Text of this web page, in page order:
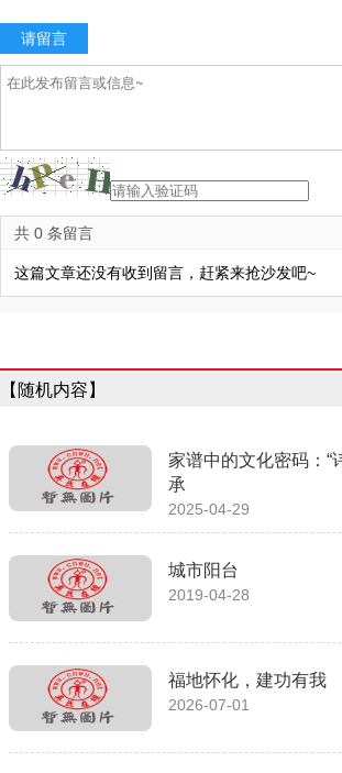
请留言
共 0 条留言
这篇文章还没有收到留言，赶紧来抢沙发吧~
【随机内容】
家谱中的文化密码：“
承
2025-04-29
城市阳台
2019-04-28
福地怀化，建功有我
2026-07-01